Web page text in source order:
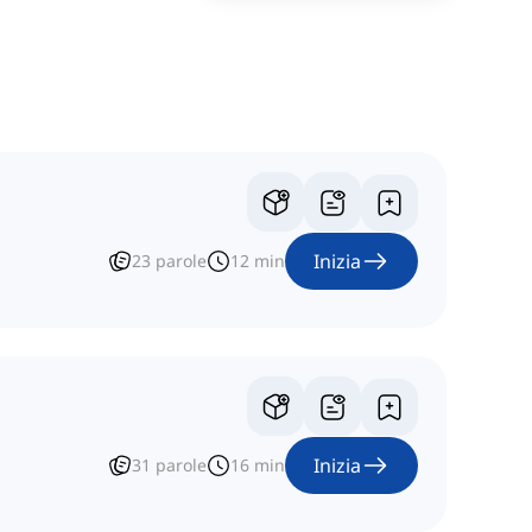
23 parole 12 min Inizia
31 parole 16 min Inizia